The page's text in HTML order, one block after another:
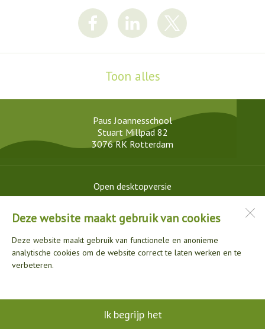
Deze website maakt gebruik van cookies
Deze website maakt gebruik van functionele en anonieme
analytische cookies om de website correct te laten werken en te
verbeteren.
Ik begrijp het
Toon alles
Paus Joannesschool
Stuart Millpad 82
3076 RK Rotterdam
Open desktopversie
Ziber DS4